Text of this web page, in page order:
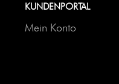
KUNDENPORTAL
Mein Konto